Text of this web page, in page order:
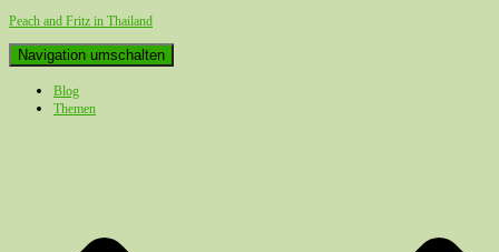
Peach and Fritz in Thailand
Navigation umschalten
Blog
Themen